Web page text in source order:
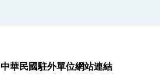
中華民國駐外單位網站連結